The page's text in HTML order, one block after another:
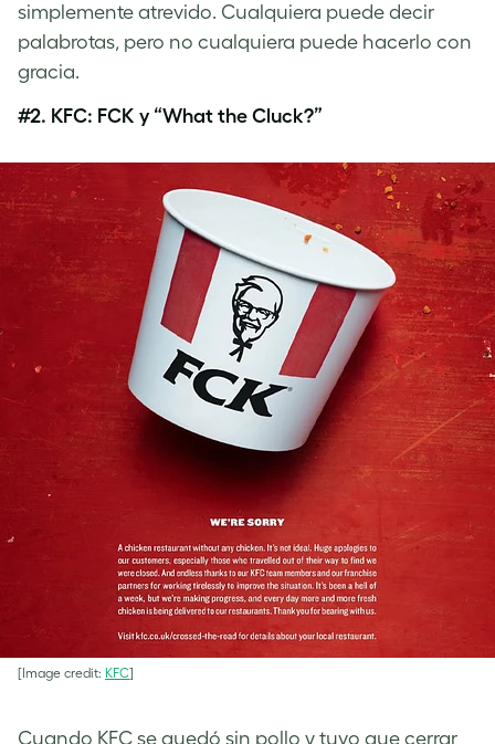
simplemente atrevido. Cualquiera puede decir
palabrotas, pero no cualquiera puede hacerlo con
gracia.
#2. KFC: FCK y “What the Cluck?”
[Image credit: KFC]
Cuando KFC se quedó sin pollo y tuvo que cerrar